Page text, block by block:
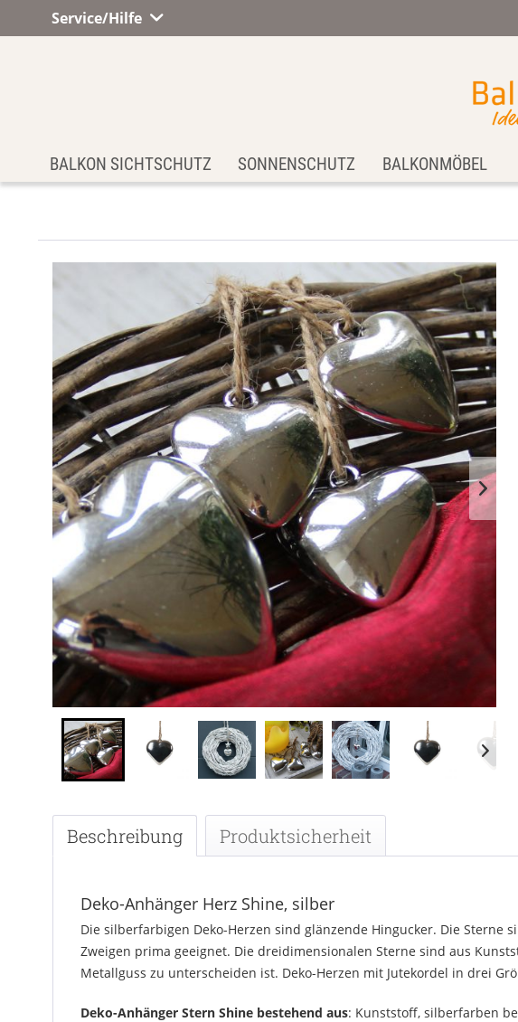
Service/Hilfe
BALKON SICHTSCHUTZ SONNENSCHUTZ BALKONMÖBEL
Beschreibung Produktsicherheit
Deko-Anhänger Herz Shine, silber
Die silberfarbigen Deko-Herzen sind glänzende Hingucker. Die
Zweigen prima geeignet. Die dreidimensionalen Sterne sind aus
Metallguss zu unterscheiden ist. Deko-Herzen mit Jutekordel in drei
Deko-Anhänger Stern Shine bestehend aus: Kunststoff, silberfarben